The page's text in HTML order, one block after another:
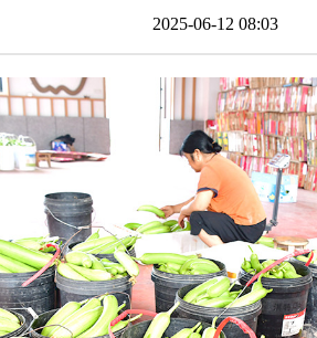
2025-06-12 08:03